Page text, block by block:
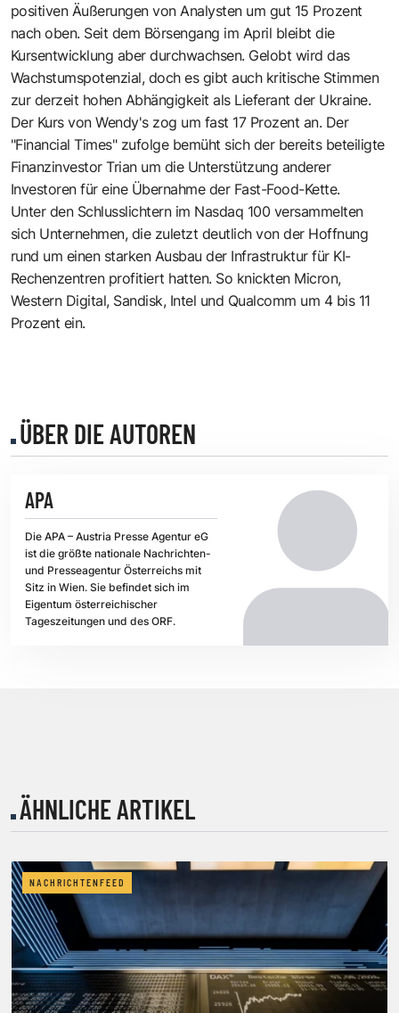
positiven Äußerungen von Analysten um gut 15 Prozent
nach oben. Seit dem Börsengang im April bleibt die
Kursentwicklung aber durchwachsen. Gelobt wird das
Wachstumspotenzial, doch es gibt auch kritische Stimmen
zur derzeit hohen Abhängigkeit als Lieferant der Ukraine.
Der Kurs von Wendy's zog um fast 17 Prozent an. Der
"Financial Times" zufolge bemüht sich der bereits beteiligte
Finanzinvestor Trian um die Unterstützung anderer
Investoren für eine Übernahme der Fast-Food-Kette.
Unter den Schlusslichtern im Nasdaq 100 versammelten
sich Unternehmen, die zuletzt deutlich von der Hoffnung
rund um einen starken Ausbau der Infrastruktur für KI-
Rechenzentren profitiert hatten. So knickten Micron,
Western Digital, Sandisk, Intel und Qualcomm um 4 bis 11
Prozent ein.
ÜBER DIE AUTOREN
APA
Die APA – Austria Presse Agentur eG
ist die größte nationale Nachrichten-
und Presseagentur Österreichs mit
Sitz in Wien. Sie befindet sich im
Eigentum österreichischer
Tageszeitungen und des ORF.
ÄHNLICHE ARTIKEL
NACHRICHTENFEED